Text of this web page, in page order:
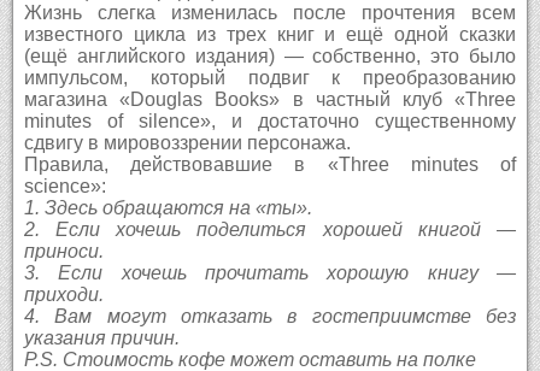
Жизнь слегка изменилась после прочтения всем
известного цикла из трех книг и ещё одной сказки
(ещё английского издания) — собственно, это было
импульсом, который подвиг к преобразованию
магазина «Douglas Books» в частный клуб «Three
minutes of silence», и достаточно существенному
сдвигу в мировоззрении персонажа.
Правила, действовавшие в «Three minutes of
science»:
1. Здесь обращаются на «ты».
2. Если хочешь поделиться хорошей книгой —
приноси.
3. Если хочешь прочитать хорошую книгу —
приходи.
4. Вам могут отказать в гостеприимстве без
указания причин.
P.S. Стоимость кофе может оставить на полке